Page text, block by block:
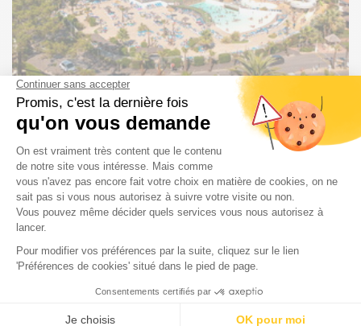
Genießen Sie unseren Wasserpark
von der ersten bis zur letzten
Sekunde
Am ersten Tag können Sie ab 16 Uhr anreisenund
am
letzten TagmussIhre Abreisebis 10 Uhrerfolgen. Damit
können,bieten wir Ihnenauf dem Campingplatz Le
Vieux Port dieMöglichkeit, unseren Wasserpark von
Ihrer Ankunft an und sogar noch nach dem